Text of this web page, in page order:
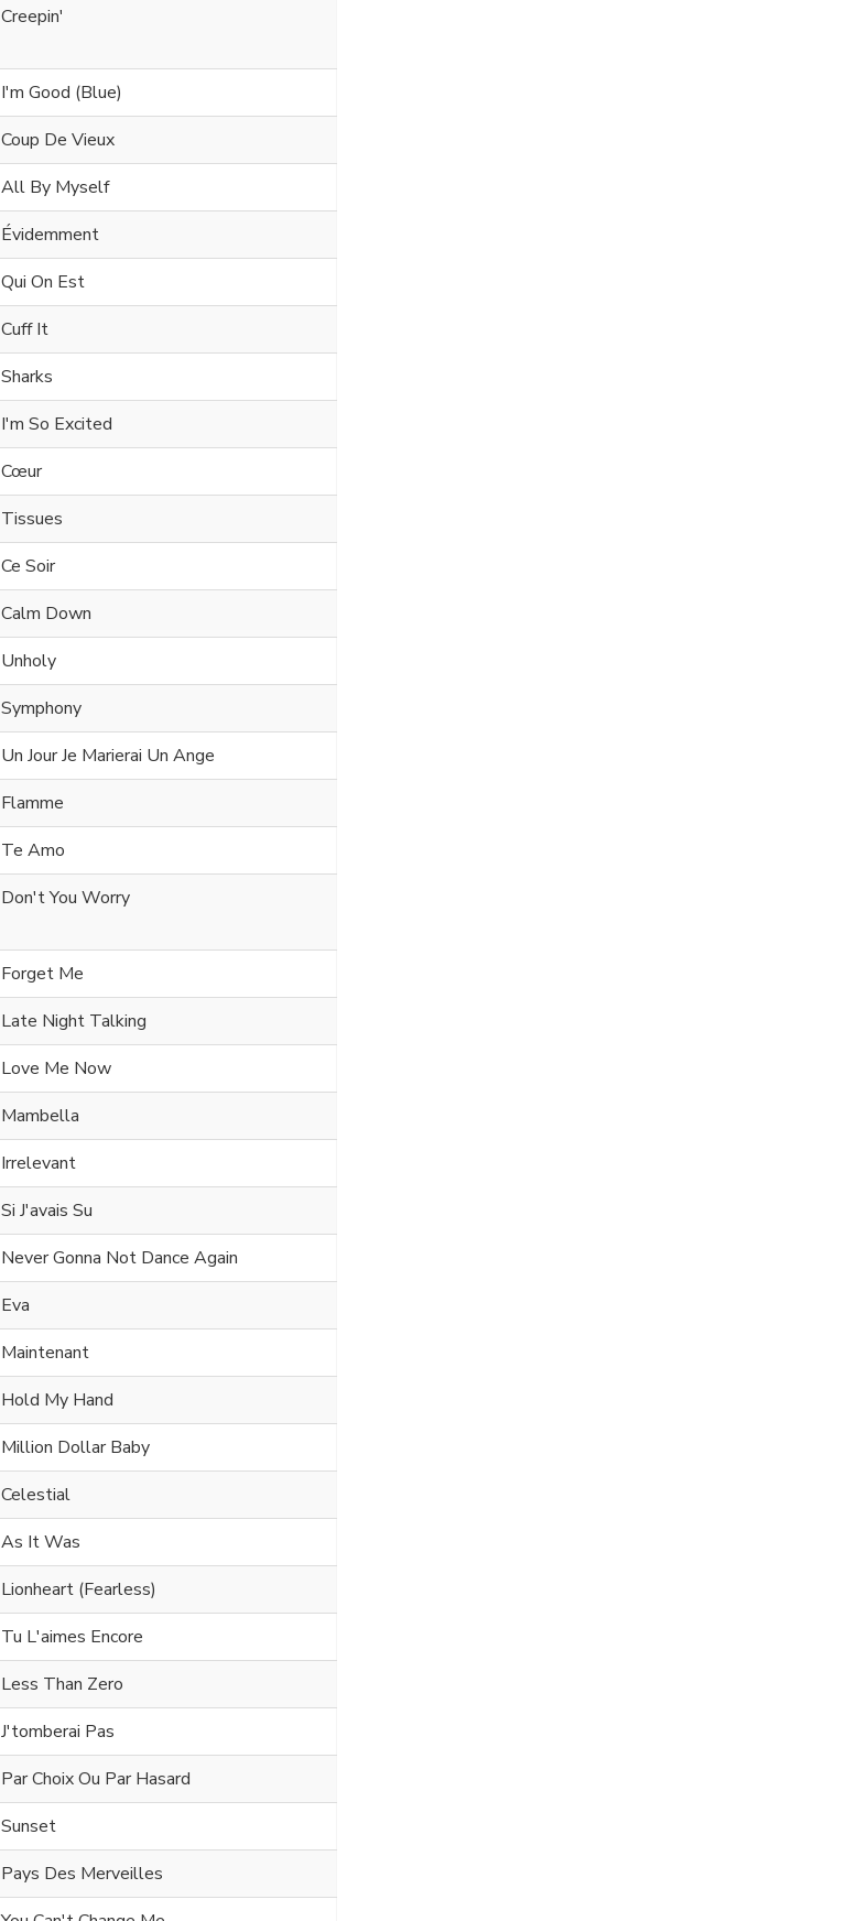
Creepin'
I'm Good (Blue)
Coup De Vieux
All By Myself
Évidemment
Qui On Est
Cuff It
Sharks
I'm So Excited
Cœur
Tissues
Ce Soir
Calm Down
Unholy
Symphony
Un Jour Je Marierai Un Ange
Flamme
Te Amo
Don't You Worry
Forget Me
Late Night Talking
Love Me Now
Mambella
Irrelevant
Si J'avais Su
Never Gonna Not Dance Again
Eva
Maintenant
Hold My Hand
Million Dollar Baby
Celestial
As It Was
Lionheart (Fearless)
Tu L'aimes Encore
Less Than Zero
J'tomberai Pas
Par Choix Ou Par Hasard
Sunset
Pays Des Merveilles